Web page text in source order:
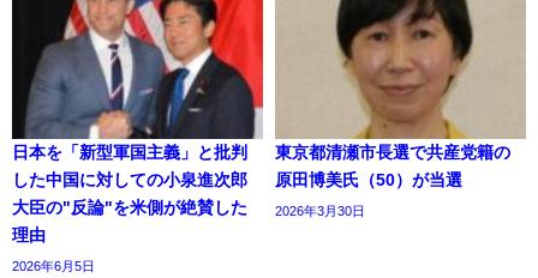
日本を「新型軍国主義」と批判
した中国に対しての小泉進次郎
大臣の"反論"を米側が絶賛した
理由
2026年6月5日
東京都清瀬市長選で共産党籍の
原田博美氏（50）が当選
2026年3月30日